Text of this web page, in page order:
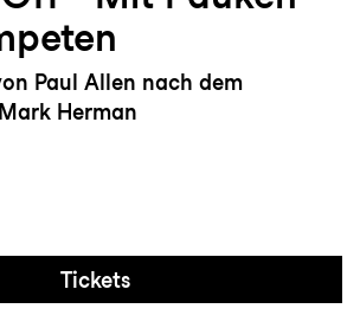
Paul Allen nach dem
Herman
Tickets